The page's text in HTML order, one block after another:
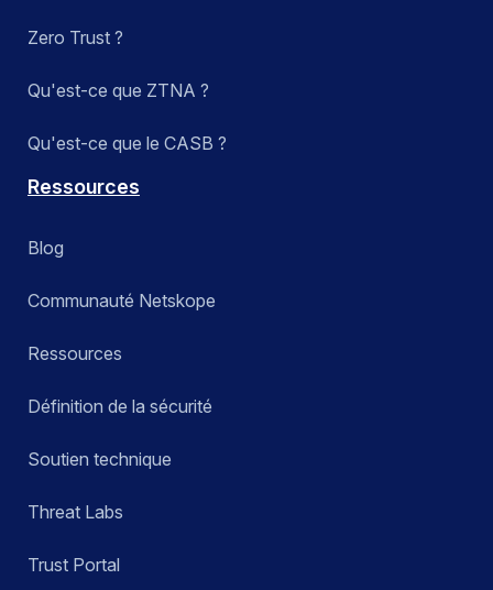
Zero Trust ?
Qu'est-ce que ZTNA ?
Qu'est-ce que le CASB ?
Ressources
Blog
Communauté Netskope
Ressources
Définition de la sécurité
Soutien technique
Threat Labs
Trust Portal